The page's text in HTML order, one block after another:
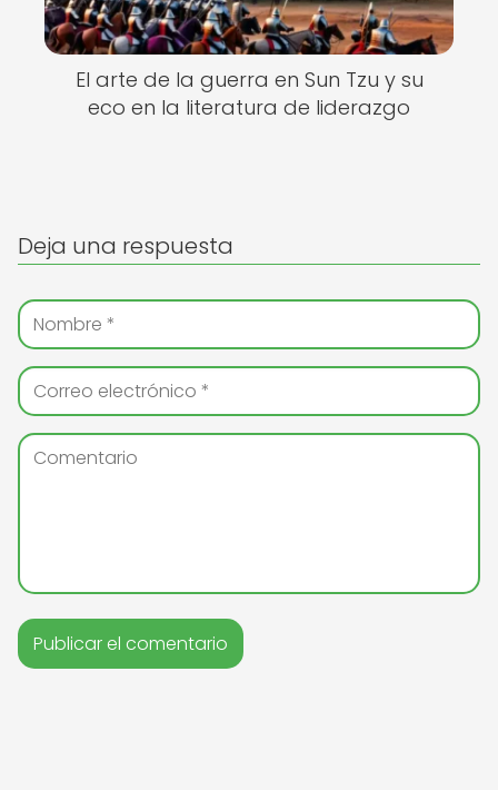
El arte de la guerra en Sun Tzu y su
eco en la literatura de liderazgo
Deja una respuesta